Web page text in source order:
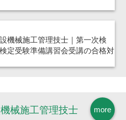
機械施工管理技士｜第一次検
定受験準備講習会受講の合格対
more
械施工管理技士